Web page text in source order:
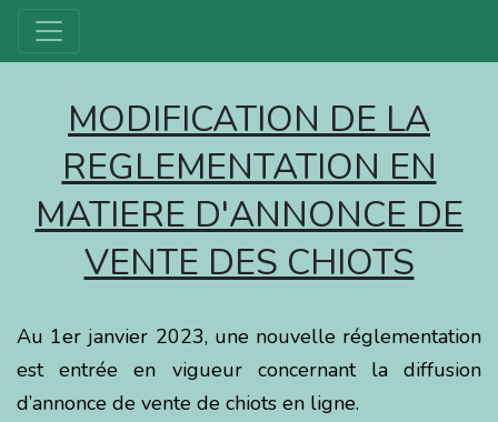
MODIFICATION DE LA
REGLEMENTATION EN
MATIERE D'ANNONCE DE
VENTE DES CHIOTS
Au 1er janvier 2023, une nouvelle réglementation
est entrée en vigueur concernant la diffusion
d’annonce de vente de chiots en ligne.